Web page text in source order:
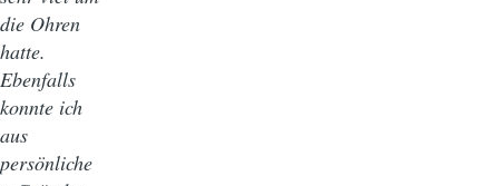
die Ohren
hatte.
Ebenfalls
konnte ich
aus
persönliche